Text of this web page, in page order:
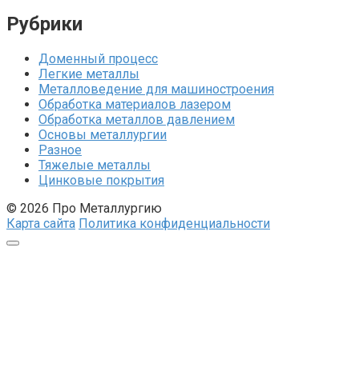
Рубрики
Доменный процесс
Легкие металлы
Металловедение для машиностроения
Обработка материалов лазером
Обработка металлов давлением
Основы металлургии
Разное
Тяжелые металлы
Цинковые покрытия
© 2026 Про Металлургию
Карта сайта Политика конфиденциальности